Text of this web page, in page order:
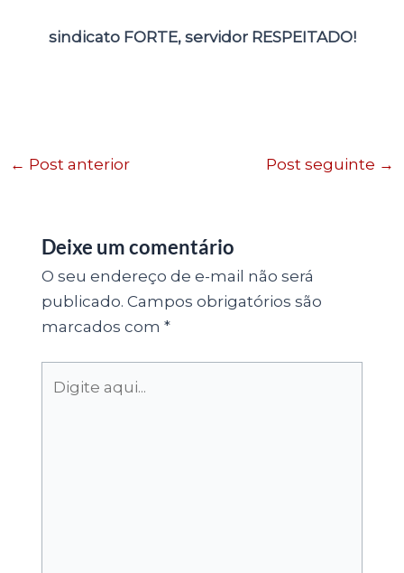
sindicato FORTE, servidor RESPEITADO!
← Post anterior Post seguinte →
Deixe um comentário
O seu endereço de e-mail não será
publicado. Campos obrigatórios são
marcados com *
aqui...